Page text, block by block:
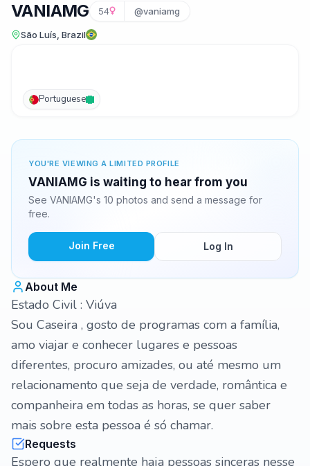
VANIAMG 54 @vaniamg
São Luís, Brazil
Portuguese
YOU'RE VIEWING A LIMITED PROFILE
VANIAMG is waiting to hear from you
See VANIAMG's 10 photos and send a message for
free.
Join Free Log In
About Me
Estado Civil : Viúva
Sou Caseira , gosto de programas com a família,
amo viajar e conhecer lugares e pessoas
diferentes, procuro amizades, ou até mesmo um
relacionamento que seja de verdade, romântica e
companheira em todas as horas, se quer saber
mais sobre esta pessoa é só chamar.
Requests
Espero que realmente haja pessoas sinceras nesse